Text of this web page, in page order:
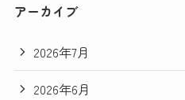
アーカイブ
2026年7月
2026年6月